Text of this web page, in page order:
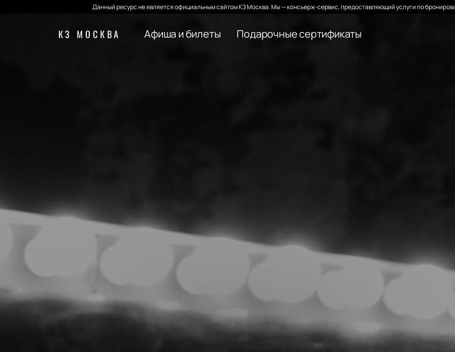
Данный ресурс не является официальным сайтом КЗ Москва. Мы — консьерж-сервис, предоставляющий услуги по
КЗ МОСКВА Афиша и билеты Подарочные сертификаты